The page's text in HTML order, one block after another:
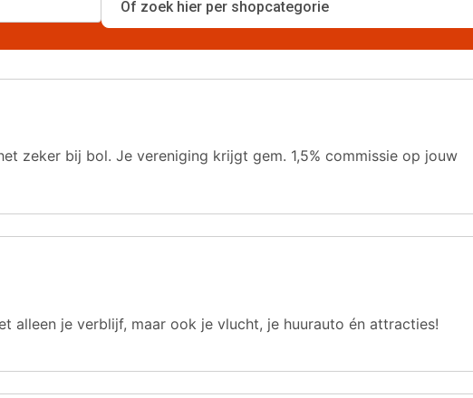
zeker bij bol. Je vereniging krijgt gem. 1,5% commissie op jouw
alleen je verblijf, maar ook je vlucht, je huurauto én attracties!